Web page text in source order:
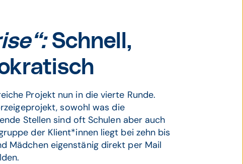
Schnell,
Projekt nun in die vierte Runde.
sowohl was die
Stellen sind oft Schulen aber auch
der Klient*innen liegt bei zehn bis
Mädchen eigenstänig direkt per Mail